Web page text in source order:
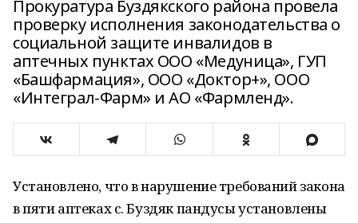
Прокуратура Буздякского района провела
проверку исполнения законодательства о
социальной защите инвалидов в
аптечных пунктах ООО «Медуница», ГУП
«Башфармация», ООО «Доктор+», ООО
«Интеграл-Фарм» и АО «Фармленд».
Установлено, что в нарушение требований закона
в пяти аптеках с. Буздяк пандусы установлены